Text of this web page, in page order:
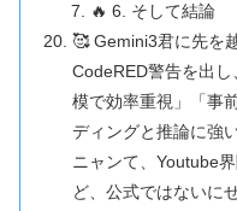
🔥 6. そして結論
🥰 Gemini3君に先を
CodeRED警告を出
模で効率重視」「事
ディングと推論に強
ニャンて、Youtube
ど、公式ではないに